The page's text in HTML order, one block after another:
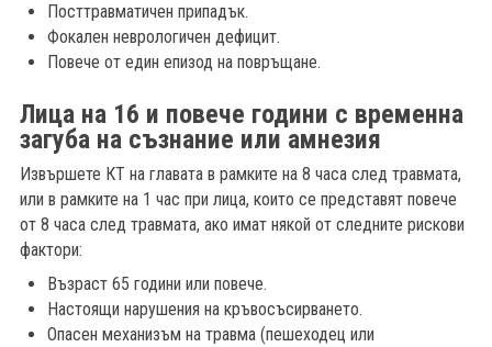
Посттравматичен припадък.
Фокален неврологичен дефицит.
Повече от един епизод на повръщане.
Лица на 16 и повече години с временна
загуба на съзнание или амнезия
Извършете КТ на главата в рамките на 8 часа след травмата,
или в рамките на 1 час при лица, които се представят повече
от 8 часа след травмата, ако имат някой от следните рискови
фактори:
Възраст 65 години или повече.
Настоящи нарушения на кръвосъсирването.
Опасен механизъм на травма (пешеходец или